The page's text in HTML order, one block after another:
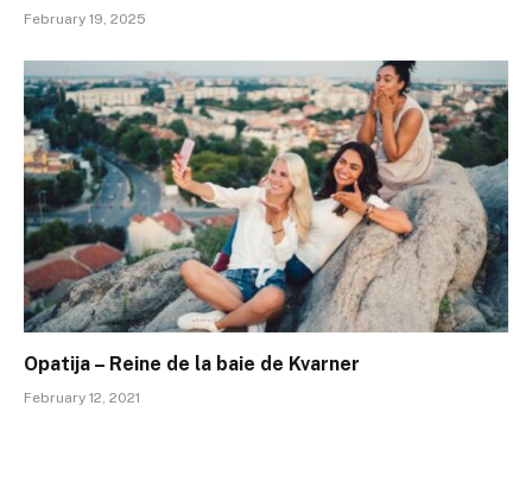
February 19, 2025
Opatija – Reine de la baie de Kvarner
February 12, 2021